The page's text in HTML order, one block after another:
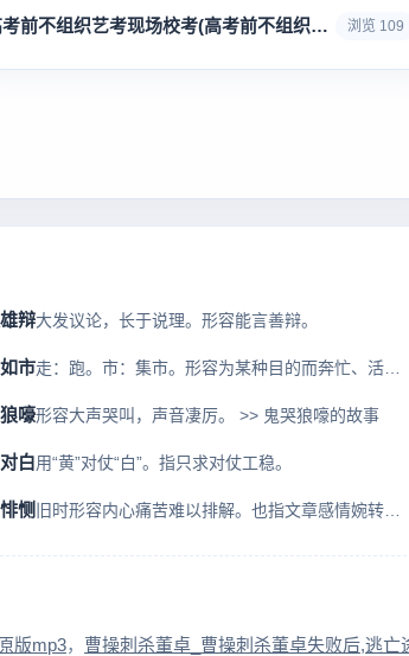
高考前不组织艺考现场校考(高考前不组织艺考现场校考会怎么样) 浏览 109
辩大发议论，长于说理。形容能言善辩。
市
嚎形容大声哭叫，声音凄厉。 >> 鬼哭狼嚎的故事
白用“黄”对仗“白”。指只求对仗工稳。
恻
版mp3
曹操刺杀董卓_曹操刺杀董卓失败后,逃亡